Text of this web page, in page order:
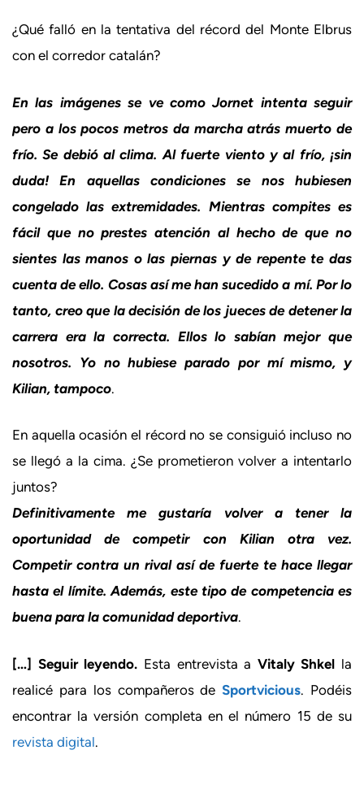
¿Qué falló en la tentativa del récord del Monte Elbrus
con el corredor catalán?
En las imágenes se ve como Jornet intenta seguir
pero a los pocos metros da marcha atrás muerto de
frío. Se debió al clima. Al fuerte viento y al frío, ¡sin
duda! En aquellas condiciones se nos hubiesen
congelado las extremidades. Mientras compites es
fácil que no prestes atención al hecho de que no
sientes las manos o las piernas y de repente te das
cuenta de ello. Cosas así me han sucedido a mí. Por lo
tanto, creo que la decisión de los jueces de detener la
carrera era la correcta. Ellos lo sabían mejor que
nosotros. Yo no hubiese parado por mí mismo, y
Kilian, tampoco.
En aquella ocasión el récord no se consiguió incluso no
se llegó a la cima. ¿Se prometieron volver a intentarlo
juntos?
Definitivamente me gustaría volver a tener la
oportunidad de competir con Kilian otra vez.
Competir contra un rival así de fuerte te hace llegar
hasta el límite. Además, este tipo de competencia es
buena para la comunidad deportiva.
[…] Seguir leyendo. Esta entrevista a Vitaly Shkel la
realicé para los compañeros deSportvicious. Podéis
encontrar la versión completa en el número 15 de su
revista digital.